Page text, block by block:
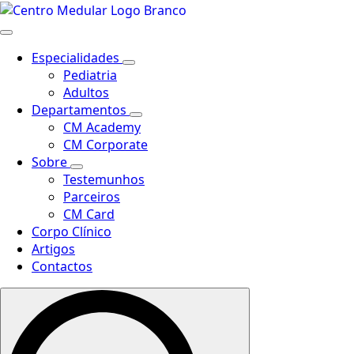
Especialidades
Pediatria
Adultos
Departamentos
CM Academy
CM Corporate
Sobre
Testemunhos
Parceiros
CM Card
Corpo Clínico
Artigos
Contactos